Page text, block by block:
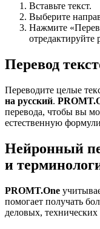
Вставьте текст.
Выберите
Нажмите
отредактируйте
Перевод
Переводите целые
на русский.
перевода, чтобы вы
естественную
Нейронный
и
PROMT.One
помогает получать
деловых,